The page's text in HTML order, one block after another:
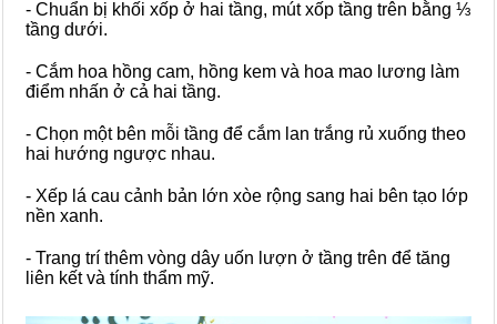
- Chuẩn bị khối xốp ở hai tầng, mút xốp tầng trên bằng ⅓
tầng dưới.
- Cắm hoa hồng cam, hồng kem và hoa mao lương làm
điểm nhấn ở cả hai tầng.
- Chọn một bên mỗi tầng để cắm lan trắng rủ xuống theo
hai hướng ngược nhau.
- Xếp lá cau cảnh bản lớn xòe rộng sang hai bên tạo lớp
nền xanh.
- Trang trí thêm vòng dây uốn lượn ở tầng trên để tăng
liên kết và tính thẩm mỹ.